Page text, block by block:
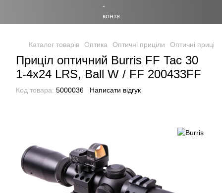
Каталог товарів Оптика Оптичні приціли Оптичні
Приціл оптичний Burris FF Tac 30
1-4x24 LRS, Ball W / FF 200433FF
Код товара: 5000036 Написати відгук